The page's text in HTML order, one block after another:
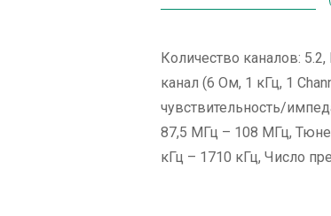
Количество каналов:
канал (6 Ом, 1 кГц, 1
чувствительность/
87,5 МГц – 108 МГц,
кГц – 1710 кГц, Число